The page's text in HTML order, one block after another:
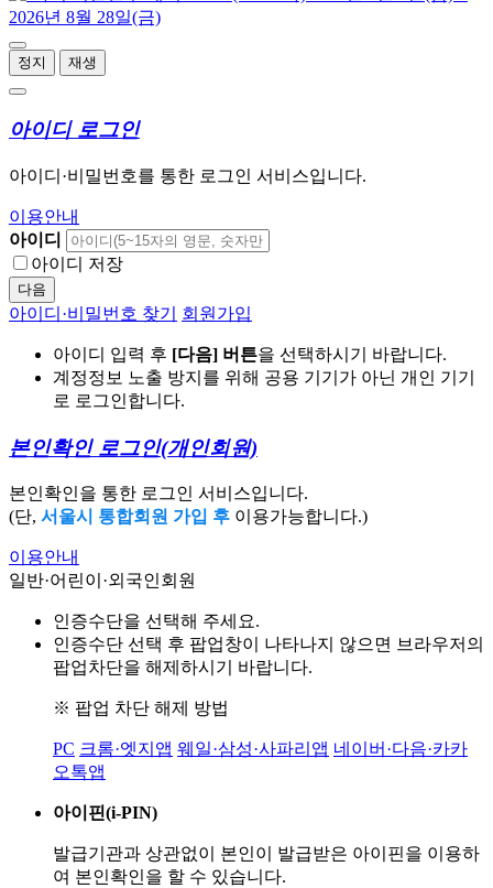
정지 재생
아이디 로그인
아이디·비밀번호를 통한 로그인 서비스입니다.
이용안내
아이디
아이디 저장
다음
아이디·비밀번호 찾기 회원가입
아이디 입력 후 [다음] 버튼을 선택하시기 바랍니다.
계정정보 노출 방지를 위해 공용 기기가 아닌 개인 기기
로 로그인합니다.
본인확인 로그인(개인회원)
본인확인을 통한 로그인 서비스입니다.
(단, 서울시 통합회원 가입 후 이용가능합니다.)
이용안내
일반·어린이·외국인회원
인증수단을 선택해 주세요.
인증수단 선택 후 팝업창이 나타나지 않으면 브라우저의
팝업차단을 해제하시기 바랍니다.
※ 팝업 차단 해제 방법
PC 크롬·엣지앱 웨일·삼성·사파리앱 네이버·다음·카카
오톡앱
아이핀(i-PIN)
발급기관과 상관없이 본인이 발급받은 아이핀을 이용하
여 본인확인을 할 수 있습니다.